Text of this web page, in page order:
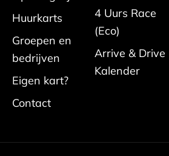
a
g
r
a
m
b
o
k
u
b
e
o
Huurkarts
Groepen en
bedrijven
Eigen kart?
Contact
4 Uurs Race
(Eco)
Arrive & Drive
Kalender